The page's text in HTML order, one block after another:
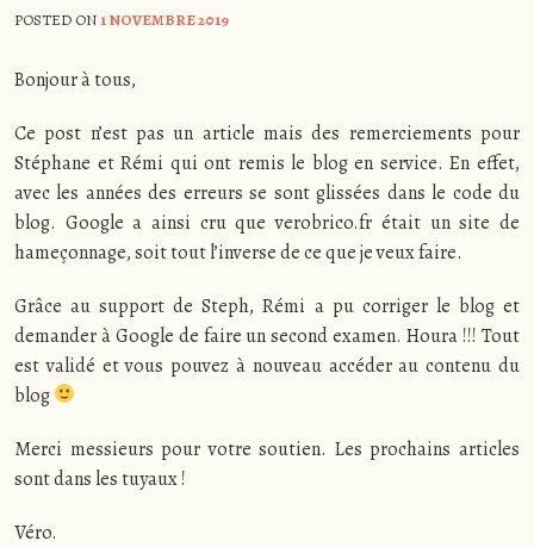
POSTED ON1 NOVEMBRE 2019
Bonjour à tous,
Ce post n’est pas un article mais des remerciements pour
Stéphane et Rémi qui ont remis le blog en service. En effet,
avec les années des erreurs se sont glissées dans le code du
blog. Google a ainsi cru que verobrico.fr était un site de
hameçonnage, soit tout l’inverse de ce que je veux faire.
Grâce au support de Steph, Rémi a pu corriger le blog et
demander à Google de faire un second examen. Houra !!! Tout
est validé et vous pouvez à nouveau accéder au contenu du
blog
Merci messieurs pour votre soutien. Les prochains articles
sont dans les tuyaux !
Véro.